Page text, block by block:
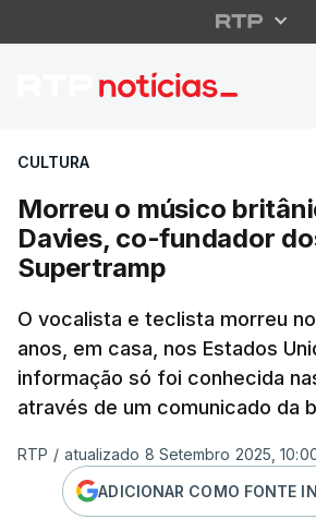
Morreu o
CULTURA
Morreu o músico
Davies, co-fundador
Supertramp
O vocalista e teclista morreu
anos, em casa, nos Estados
informação só foi conhecida
através de um comunicado da
RTP / atualizado 8 Setembro 2025,
ADICIONAR COMO FONTE